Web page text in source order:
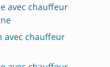
avec chauffeur
avec chauffeur